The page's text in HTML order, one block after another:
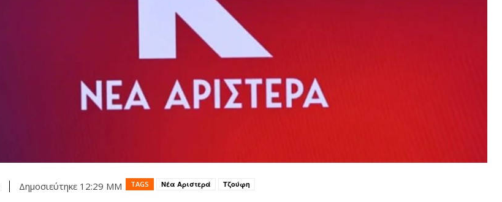
Δημοσιεύτηκε 12:29 ΜΜ TAGS Νέα Αριστερά Τζούφη